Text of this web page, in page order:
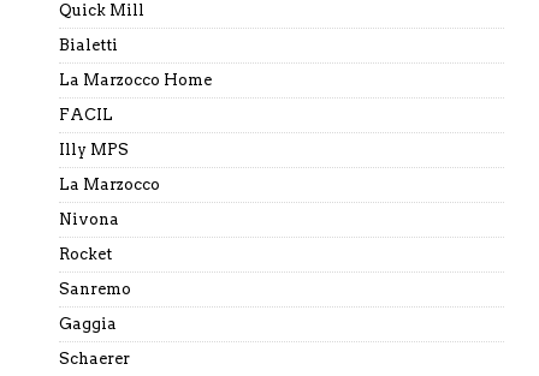
Quick Mill
Bialetti
La Marzocco Home
FACIL
Illy MPS
La Marzocco
Nivona
Rocket
Sanremo
Gaggia
Schaerer